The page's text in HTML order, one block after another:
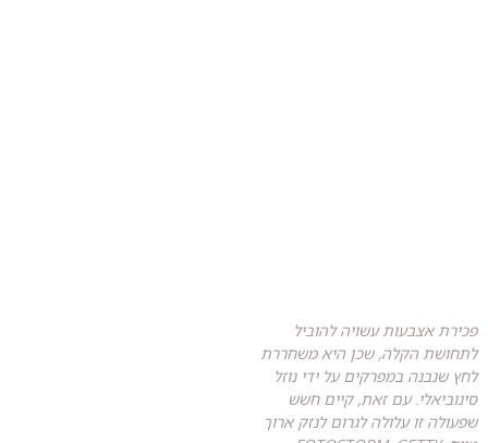
פכירת אצבעות עשויה להוביל
לתחושת הקלה, שכן היא משחררת
לחץ שנבנה במפרקים על ידי נוזל
סינוביאלי. עם זאת, קיים חשש
שפעולה זו עלולה לגרום לנזק ארוך